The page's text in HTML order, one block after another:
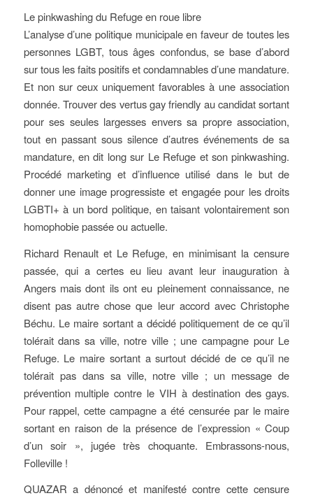
Le pinkwashing du Refuge en roue libre
L’analyse d’une politique municipale en faveur de toutes les
personnes LGBT, tous âges confondus, se base d’abord
sur tous les faits positifs et condamnables d’une mandature.
Et non sur ceux uniquement favorables à une association
donnée. Trouver des vertus gay friendly au candidat sortant
pour ses seules largesses envers sa propre association,
tout en passant sous silence d’autres événements de sa
mandature, en dit long sur Le Refuge et son pinkwashing.
Procédé marketing et d’influence utilisé dans le but de
donner une image progressiste et engagée pour les droits
LGBTI+ à un bord politique, en taisant volontairement son
homophobie passée ou actuelle.
Richard Renault et Le Refuge, en minimisant la censure
passée, qui a certes eu lieu avant leur inauguration à
Angers mais dont ils ont eu pleinement connaissance, ne
disent pas autre chose que leur accord avec Christophe
Béchu. Le maire sortant a décidé politiquement de ce qu’il
tolérait dans sa ville, notre ville ; une campagne pour Le
Refuge. Le maire sortant a surtout décidé de ce qu’il ne
tolérait pas dans sa ville, notre ville ; un message de
prévention multiple contre le VIH à destination des gays.
Pour rappel, cette campagne a été censurée par le maire
sortant en raison de la présence de l’expression « Coup
d’un soir », jugée très choquante. Embrassons-nous,
Folleville !
QUAZAR a dénoncé et manifesté contre cette censure